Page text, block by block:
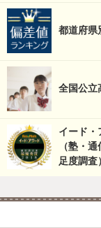
都道府県
全国公立
イード・
（塾・
足度調査）